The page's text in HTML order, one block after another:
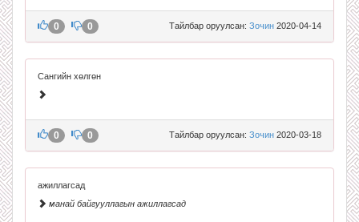
Тайлбар оруулсан: Зочин 2020-04-14
0 0
Сангийн хөлгөн
Тайлбар оруулсан: Зочин 2020-03-18
0 0
ажиллагсад
манай байгууллагын ажиллагсад